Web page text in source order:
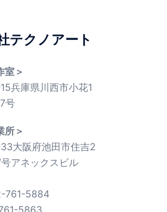
テクノアート
室＞
兵庫県川西市小花1
号
所＞
大阪府池田市住吉2
アネックスビル
761-5884
5863